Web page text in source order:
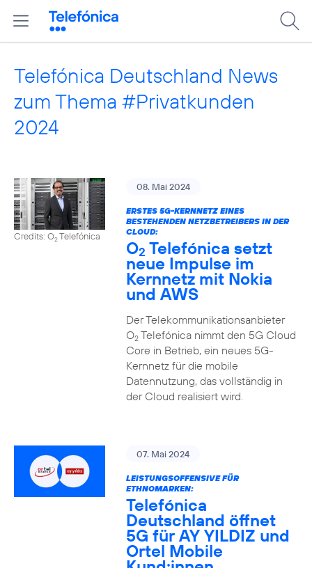
Telefónica Deutschland News
zum Thema #Privatkunden
2024
Credits: O2Telefónica
08. Mai 2024
ERSTES 5G-KERNNETZ EINES
BESTEHENDEN NETZBETREIBERS IN DER
CLOUD:
O2 Telefónica setzt
neue Impulse im
Kernnetz mit Nokia
und AWS
Der Telekommunikationsanbieter
O2Telefónica nimmt den 5G Cloud
Core in Betrieb, ein neues 5G-
Kernnetz für die mobile
Datennutzung, das vollständig in
der Cloud realisiert wird.
07. Mai 2024
LEISTUNGSOFFENSIVE FÜR
ETHNOMARKEN:
Telefónica
Deutschland öffnet
5G für AY YILDIZ und
Ortel Mobile